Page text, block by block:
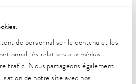
de personnaliser le contenu et les
relatives aux médias
trafic. Nous partageons également
de notre site avec nos
de fonctionnement
ambiante